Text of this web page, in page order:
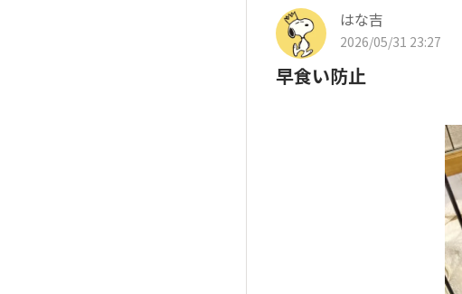
はな吉
2026/05/31 23:27
早食い防止